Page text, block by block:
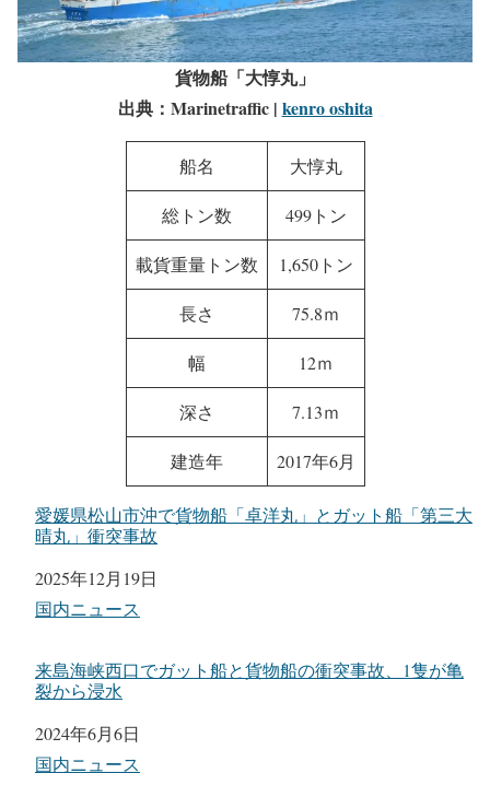
貨物船「大惇丸」
出典：Marinetraffic | kenro oshita
船名 大惇丸
総トン数 499トン
載貨重量トン数 1,650トン
長さ 75.8ｍ
幅 12ｍ
深さ 7.13ｍ
建造年 2017年6月
愛媛県松山市沖で貨物船「卓洋丸」とガット船「第三大
晴丸」衝突事故
日付
2025年12月19日
関連理由
国内ニュース
来島海峡西口でガット船と貨物船の衝突事故、1隻が亀
裂から浸水
日付
2024年6月6日
関連理由
国内ニュース